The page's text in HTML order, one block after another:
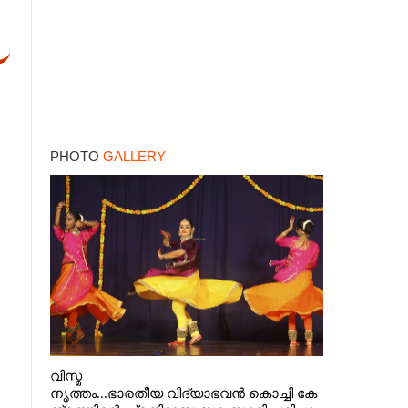
PHOTO GALLERY
വിസ്മ
നൃത്തം...ഭാരതീയ വിദ്യാഭവൻ കൊച്ചി കേ